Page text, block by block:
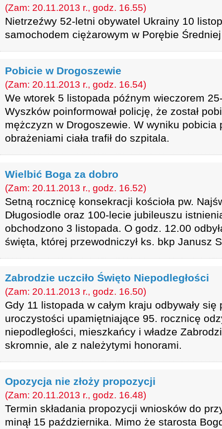
(Zam: 20.11.2013 r., godz. 16.55)
Nietrzeźwy 52-letni obywatel Ukrainy 10
samochodem ciężarowym w Porębie
Pobicie w Drogoszewie
(Zam: 20.11.2013 r., godz. 16.54)
We wtorek 5 listopada późnym wieczorem
Wyszków poinformował policję, że został
mężczyzn w Drogoszewie. W wyniku pobicia
obrażeniami ciała trafił do szpitala.
Wielbić Boga za dobro
(Zam: 20.11.2013 r., godz. 16.52)
Setną rocznicę konsekracji kościoła pw.
Długosiodle oraz 100-lecie jubileuszu
obchodzono 3 listopada. O godz. 12.00
święta, której przewodniczył ks. bkp Janusz
Zabrodzie uczciło Święto Niepodległości
(Zam: 20.11.2013 r., godz. 16.50)
Gdy 11 listopada w całym kraju odbywały
uroczystości upamiętniające 95. rocznicę
niepodległości, mieszkańcy i władze
skromnie, ale z należytymi honorami.
Opozycja nie złoży propozycji
(Zam: 20.11.2013 r., godz. 16.48)
Termin składania propozycji wniosków do
minął 15 października. Mimo że starosta